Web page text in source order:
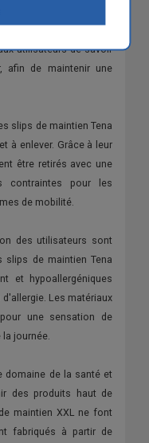
et en se sentant à
utilisateurs de savoir
afin de maintenir une
slips de maintien Tena
à enlever. Grâce à leur
être retirés avec une
contraintes pour les
de mobilité.
des utilisateurs sont
slips de maintien Tena
et hypoallergéniques
Les matériaux
une sensation de
journée.
domaine de la santé et
des produits haut de
maintien XXL ne font
fabriqués à partir de